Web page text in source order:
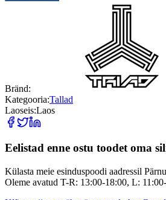
Bränd:
Kategooria:Tallad
Laoseis:Laos
Eelistad enne ostu toodet oma
Külasta meie esinduspoodi aadressil
Oleme avatud T-R: 13:00-18:00, L: